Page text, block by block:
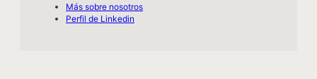
Más sobre nosotros
Perfil de Linkedin